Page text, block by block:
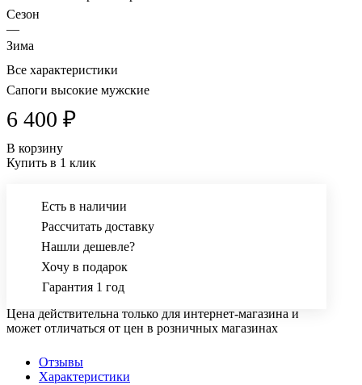
Сезон
—
Зима
Все характеристики
Сапоги высокие мужские
6 400 ₽
В корзину
Купить в 1 клик
Есть в наличии
Рассчитать доставку
Нашли дешевле?
Хочу в подарок
Гарантия 1 год
Цена действительна только для интернет-магазина и
может отличаться от цен в розничных магазинах
Отзывы
Характеристики